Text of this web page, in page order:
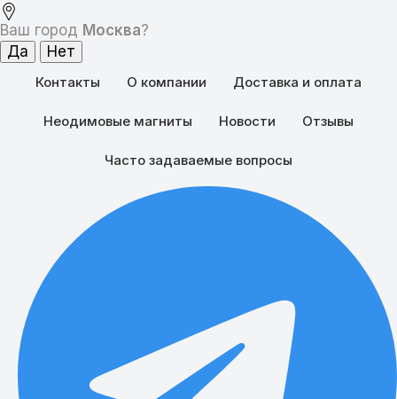
Ваш город Москва?
Контакты О компании Доставка и оплата
Неодимовые магниты Новости Отзывы
Часто задаваемые вопросы
Как можно использовать неодимовые магниты при сварке? Поделиться: